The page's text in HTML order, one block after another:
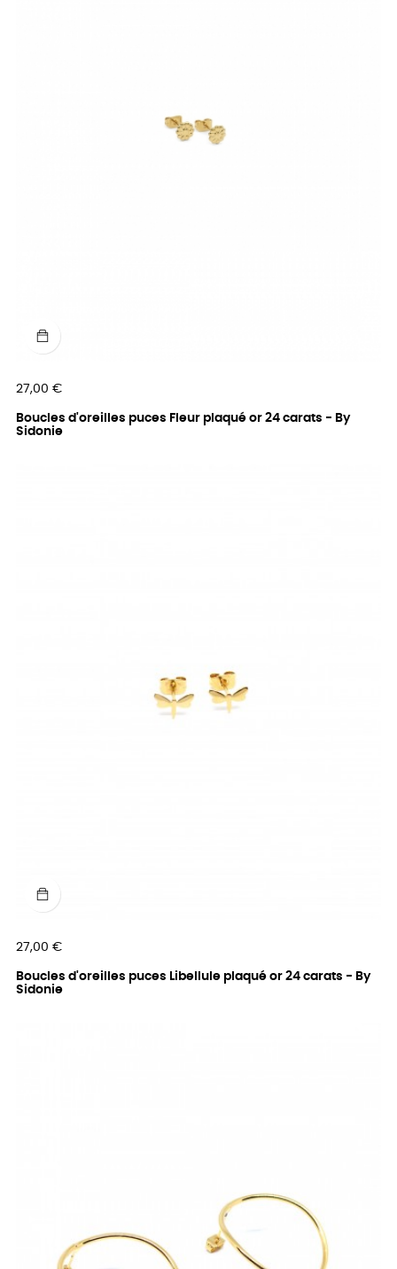
Prix
27,00 €
Boucles d'oreilles puces Fleur plaqué or 24 carats - By
Sidonie
Prix
27,00 €
Boucles d'oreilles puces Libellule plaqué or 24 carats - By
Sidonie